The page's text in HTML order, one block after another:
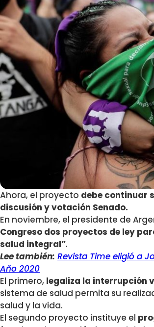
Ahora, el proyecto debe continuar
discusión y votación Senado.
En noviembre, el presidente de
Congreso dos proyectos de ley
salud integral”.
Lee también: Revista Time eligió a
Año 2020
El primero, legaliza la interrupción
sistema de salud permita su
salud y la vida.
El segundo proyecto instituye el